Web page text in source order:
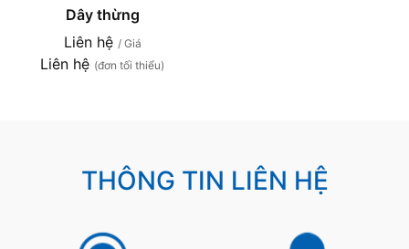
Dây thừng
Liên hệ / Giá
Liên hệ (đơn tối thiểu)
THÔNG TIN LIÊN HỆ